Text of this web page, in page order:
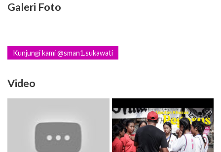
Galeri Foto
Kunjungi kami @sman1.sukawati
Video